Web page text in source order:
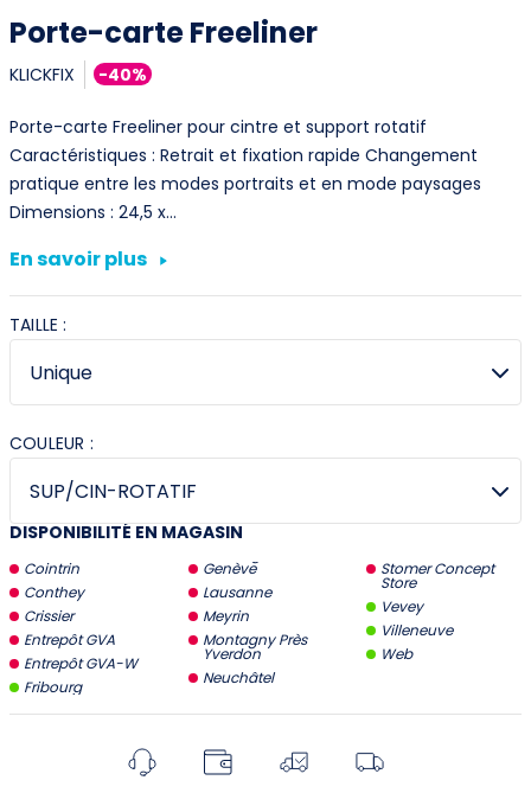
Porte-carte Freeliner
KLICKFIX -40%
Porte-carte Freeliner pour cintre et support rotatif
Caractéristiques : Retrait et fixation rapide Changement
pratique entre les modes portraits et en mode paysages
Dimensions : 24,5 x…
En savoir plus
TAILLE :
COULEUR :
DISPONIBILITÉ EN MAGASIN
Cointrin
Conthey
Crissier
Entrepôt GVA
Entrepôt GVA-W
Fribourg
Genève
Lausanne
Meyrin
Montagny Près
Yverdon
Neuchâtel
Stomer Concept
Store
Vevey
Villeneuve
Web